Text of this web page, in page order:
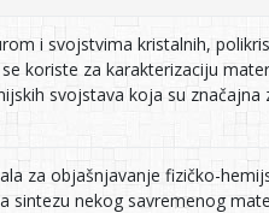
i svojstvima kristalnih,
koriste za karakterizaciju
svojstava koja su
za objašnjavanje fizičko-
sintezu nekog savremenog